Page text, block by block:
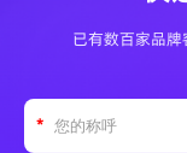
已有数百家品